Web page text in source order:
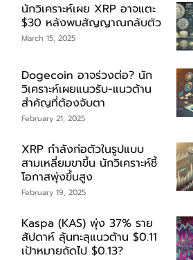
นักวิเคราะห์เผย XRP อาจแตะ
$30 หลังพบสัญญาณกลับตัว
March 15, 2025
Dogecoin อาจร่วงต่อ? นัก
วิเคราะห์เผยแนวรับ-แนวต้าน
สำคัญที่ต้องจับตา
February 21, 2025
XRP กำลังก่อตัวในรูปแบบ
สามเหลี่ยมขาขึ้น นักวิเคราะห์ชี้
โอกาสพุ่งขึ้นสูง
February 19, 2025
Kaspa (KAS) พุ่ง 37% ราย
สัปดาห์ ลุ้นทะลุแนวต้าน $0.11
เป้าหมายถัดไป $0.13?